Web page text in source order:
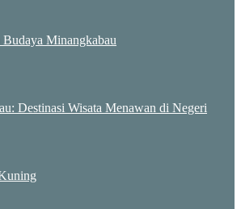
Minangkabau
Destinasi Wisata Menawan di Negeri